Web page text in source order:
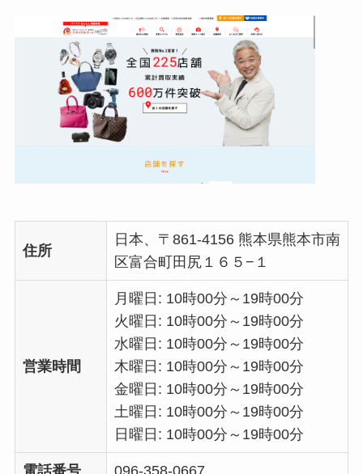
住所
日本、〒861-4156 熊本県熊本市南
区富合町田尻１６５−１
営業時間
月曜日: 10時00分～19時00分
火曜日: 10時00分～19時00分
水曜日: 10時00分～19時00分
木曜日: 10時00分～19時00分
金曜日: 10時00分～19時00分
土曜日: 10時00分～19時00分
日曜日: 10時00分～19時00分